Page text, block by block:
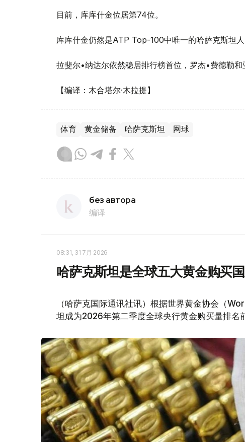
目前，库库什金位居第74位。
库库什金仍然是ATP Top-100中唯一的哈萨克斯坦人
拉斐尔•纳达尔依然稳居排行榜首位，罗杰•费德勒
【编译：木合塔尔·木拉提】
体育 黄金储备 哈萨克斯坦 网球
без автора
编译
08:31, 31 7月 2026
哈萨克斯坦是全球五大黄金购买
（哈萨克国际通讯社讯）根据世界黄金协会（
坦成为2026年第二季度全球央行黄金购买量排名